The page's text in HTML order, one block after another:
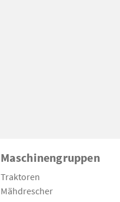
Maschinengruppen
Traktoren
Mähdrescher